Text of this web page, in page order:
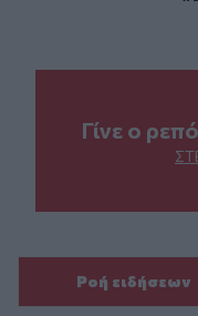
Γίνε ο
Ροή ειδήσεων